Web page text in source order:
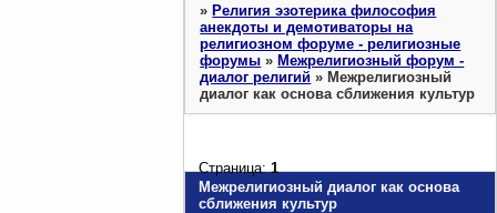
»Религия эзотерика философия
анекдоты и демотиваторы на
религиозном форуме - религиозные
форумы »Межрелигиозный форум -
диалог религий »Межрелигиозный
диалог как основа сближения культур
Межрелигиозный диалог как основа
сближения культур
Страница:1